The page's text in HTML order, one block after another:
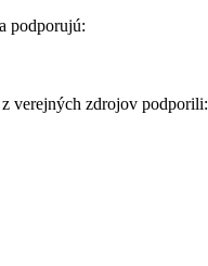
podporujú:
verejných zdrojov podporili: